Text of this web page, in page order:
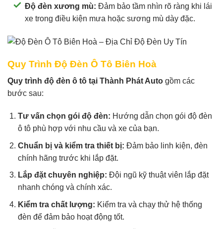
Độ đèn xương mù: Đảm bảo tầm nhìn rõ ràng khi lái
xe trong điều kiện mưa hoặc sương mù dày đặc.
Quy Trình Độ Đèn Ô Tô Biên Hoà
Quy trình độ đèn ô tô tại Thành Phát Auto gồm các
bước sau:
Tư vấn chọn gói độ đèn: Hướng dẫn chọn gói độ đèn
ô tô phù hợp với nhu cầu và xe của bạn.
Chuẩn bị và kiểm tra thiết bị: Đảm bảo linh kiện, đèn
chính hãng trước khi lắp đặt.
Lắp đặt chuyên nghiệp: Đội ngũ kỹ thuật viên lắp đặt
nhanh chóng và chính xác.
Kiểm tra chất lượng: Kiểm tra và chạy thử hệ thống
đèn để đảm bảo hoạt động tốt.